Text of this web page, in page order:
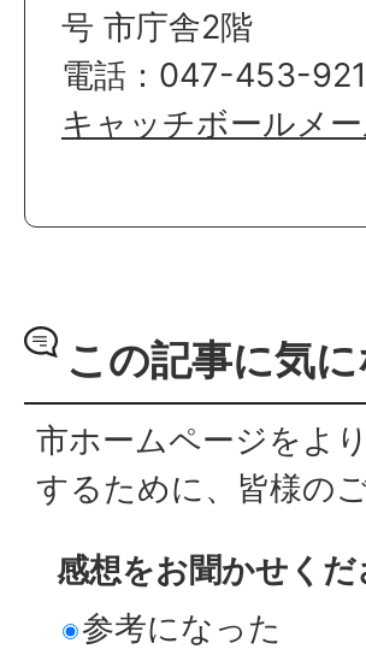
号 市庁舎2階
電話：047-453-
キャッチボールメ
この記事に気
市ホームページをよ
するために、皆様の
感想をお聞かせくだ
参考になった